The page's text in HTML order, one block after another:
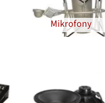
Mikrofony